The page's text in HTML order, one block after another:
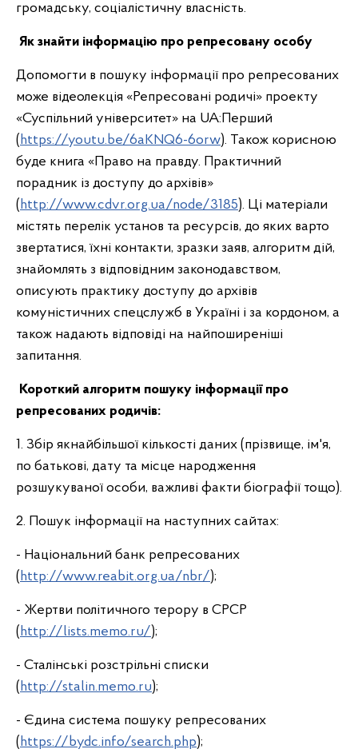
громадську, соціалістичну власність.
Як знайти інформацію про репресовану особу
Допомогти в пошуку інформації про репресованих
може відеолекція «Репресовані родичі» проекту
«Суспільний університет» на UA:Перший
(https://youtu.be/6aKNQ6-6orw). Також корисною
буде книга «Право на правду. Практичний
порадник із доступу до архівів»
(http://www.cdvr.org.ua/node/3185). Ці матеріали
містять перелік установ та ресурсів, до яких варто
звертатися, їхні контакти, зразки заяв, алгоритм дій,
знайомлять з відповідним законодавством,
описують практику доступу до архівів
комуністичних спецслужб в Україні і за кордоном, а
також надають відповіді на найпоширеніші
запитання.
Короткий алгоритм пошуку інформації про
репресованих родичів:
1. Збір якнайбільшої кількості даних (прізвище, ім'я,
по батькові, дату та місце народження
розшукуваної особи, важливі факти біографії тощо).
2. Пошук інформації на наступних сайтах:
- Національний банк репресованих
(http://www.reabit.org.ua/nbr/);
- Жертви політичного терору в СРСР
(http://lists.memo.ru/);
- Сталінські розстрільні списки
(http://stalin.memo.ru);
- Єдина система пошуку репресованих
(https://bydc.info/search.php);